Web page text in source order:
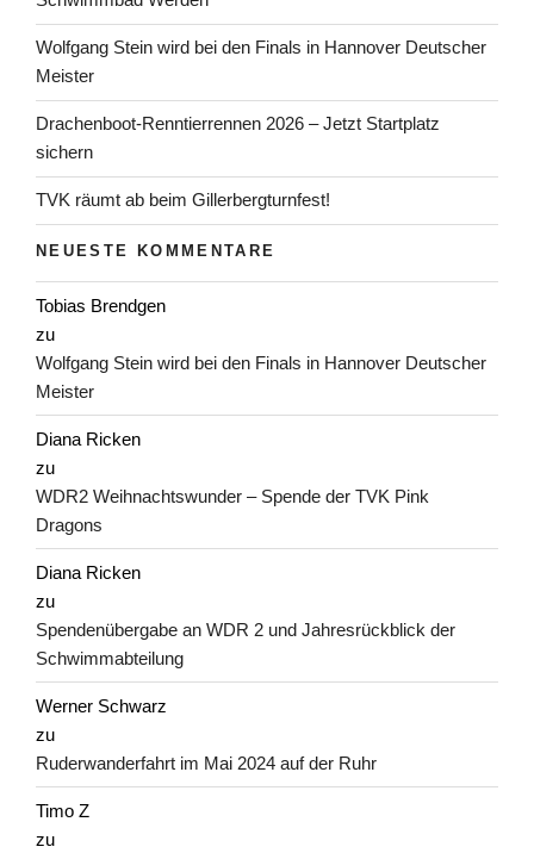
Wolfgang Stein wird bei den Finals in Hannover Deutscher
Meister
Drachenboot-Renntierrennen 2026 – Jetzt Startplatz
sichern
TVK räumt ab beim Gillerbergturnfest!
NEUESTE KOMMENTARE
Tobias Brendgen
zu
Wolfgang Stein wird bei den Finals in Hannover Deutscher
Meister
Diana Ricken
zu
WDR2 Weihnachtswunder – Spende der TVK Pink
Dragons
Diana Ricken
zu
Spendenübergabe an WDR 2 und Jahresrückblick der
Schwimmabteilung
Werner Schwarz
zu
Ruderwanderfahrt im Mai 2024 auf der Ruhr
Timo Z
zu